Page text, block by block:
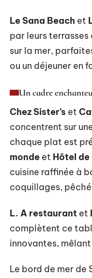
Le Sana Beach et
par leurs
sur la mer,
ou un déjeuner en
Un cadre
Chez Sister’s et
concentrent sur
chaque plat est
monde et Hôtel de
cuisine raffinée à
coquillages,
L. A restaurant et
complètent ce
innovantes,
Le bord de mer